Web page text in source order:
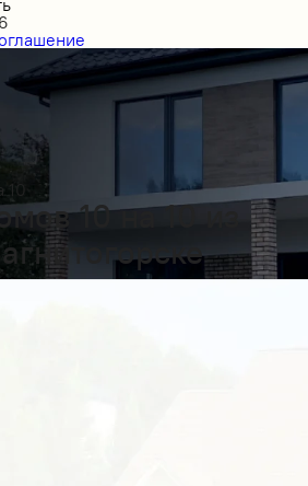
10 на 10 из